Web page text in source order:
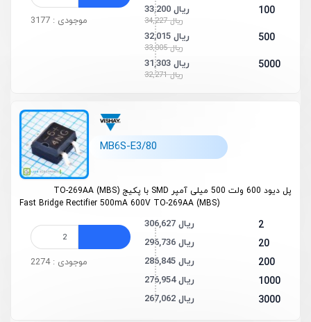
100 33,200 ریال
34,227 ریال
500 32,015 ریال
33,005 ریال
5000 31,303 ریال
32,271 ریال
موجودی : 3177
MB6S-E3/80
پل دیود 600 ولت 500 میلی آمپر SMD با پکیج TO-269AA (MBS)
Fast Bridge Rectifier 500mA 600V TO-269AA (MBS)
2 306,627 ریال
20 296,736 ریال
200 286,845 ریال
1000 276,954 ریال
3000 267,062 ریال
موجودی : 2274